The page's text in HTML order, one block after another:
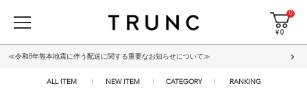
0
¥ 0
≪令和8年熊本地震に伴う配送に関する重要なお知らせについて≫
ALL ITEM NEW ITEM CATEGORY RANKING